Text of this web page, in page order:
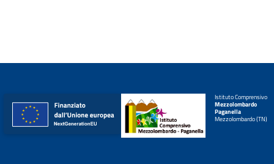
Istituto Comprensivo
Mezzolombardo
Paganella
Mezzolombardo (TN)